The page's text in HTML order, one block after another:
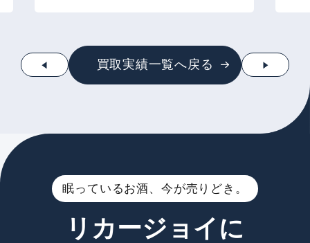
買取実績一覧へ戻る
眠っているお酒、今が売りどき。
リカージョイに